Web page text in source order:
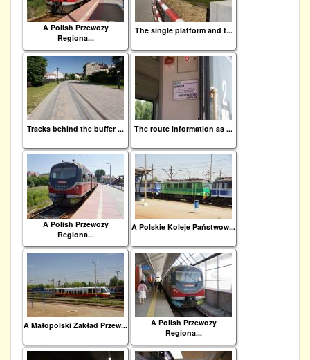
A Polish Przewozy
Regiona...
The single platform and t...
Tracks behind the buffer ... The route information as ...
A Polish Przewozy
Regiona...
A Polskie Koleje Państwow...
A Małopolski Zakład Przew...
A Polish Przewozy
Regiona...